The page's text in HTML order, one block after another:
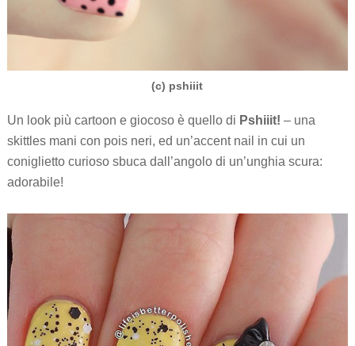
(c) pshiiit
Un look più cartoon e giocoso è quello di Pshiiit! – una
skittles mani con pois neri, ed un’accent nail in cui un
coniglietto curioso sbuca dall’angolo di un’unghia scura:
adorabile!